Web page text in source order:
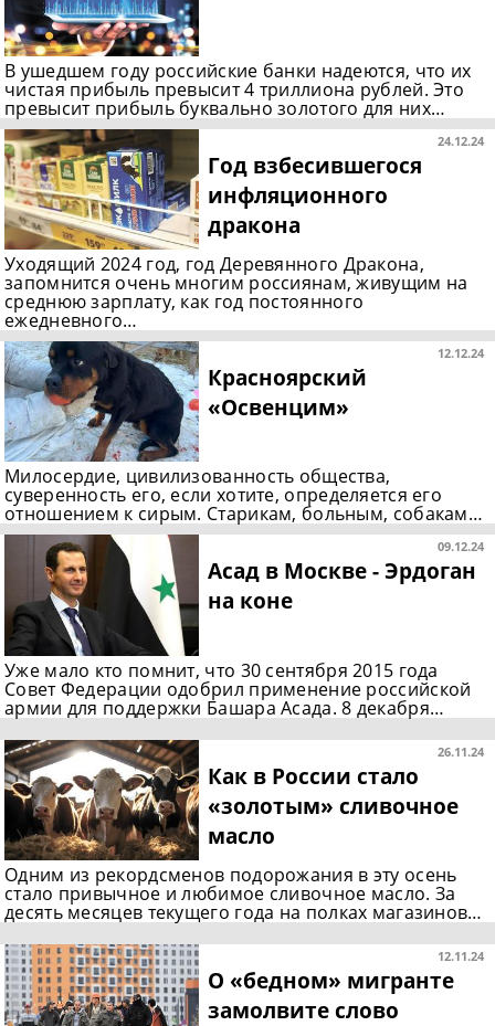
В ушедшем году российские банки надеются, что их
чистая прибыль превысит 4 триллиона рублей. Это
превысит прибыль буквально золотого для них…
24.12.24
Год взбесившегося
инфляционного
дракона
Уходящий 2024 год, год Деревянного Дракона,
запомнится очень многим россиянам, живущим на
среднюю зарплату, как год постоянного
ежедневного…
12.12.24
Красноярский
«Освенцим»
Милосердие, цивилизованность общества,
суверенность его, если хотите, определяется его
отношением к сирым. Старикам, больным, собакам…
09.12.24
Асад в Москве - Эрдоган
на коне
Уже мало кто помнит, что 30 сентября 2015 года
Совет Федерации одобрил применение российской
армии для поддержки Башара Асада. 8 декабря…
26.11.24
Как в России стало
«золотым» сливочное
масло
Одним из рекордсменов подорожания в эту осень
стало привычное и любимое сливочное масло. За
десять месяцев текущего года на полках магазинов…
12.11.24
О «бедном» мигранте
замолвите слово